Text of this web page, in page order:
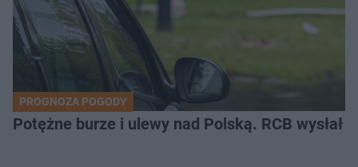
PROGNOZA POGODY
Potężne burze i ulewy nad Polską. RCB